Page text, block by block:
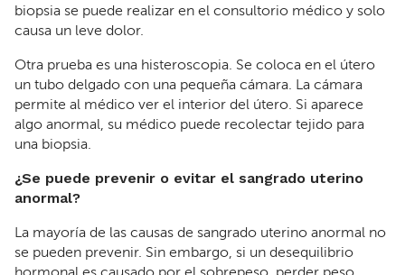
biopsia se puede realizar en el consultorio médico y solo
causa un leve dolor.
Otra prueba es una histeroscopia. Se coloca en el útero
un tubo delgado con una pequeña cámara. La cámara
permite al médico ver el interior del útero. Si aparece
algo anormal, su médico puede recolectar tejido para
una biopsia.
¿Se puede prevenir o evitar el sangrado uterino
anormal?
La mayoría de las causas de sangrado uterino anormal no
se pueden prevenir. Sin embargo, si un desequilibrio